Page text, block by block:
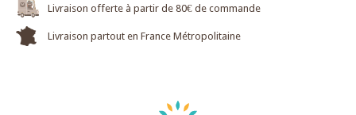
Livraison offerte à partir de 80€ de commande
Livraison partout en France Métropolitaine